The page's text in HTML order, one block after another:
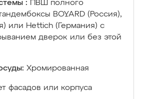
:
ПВШ полного
BOYARD (Россия),
или Hettich (Германия) с
дверок или без этой
Хромированная
фасадов или корпуса